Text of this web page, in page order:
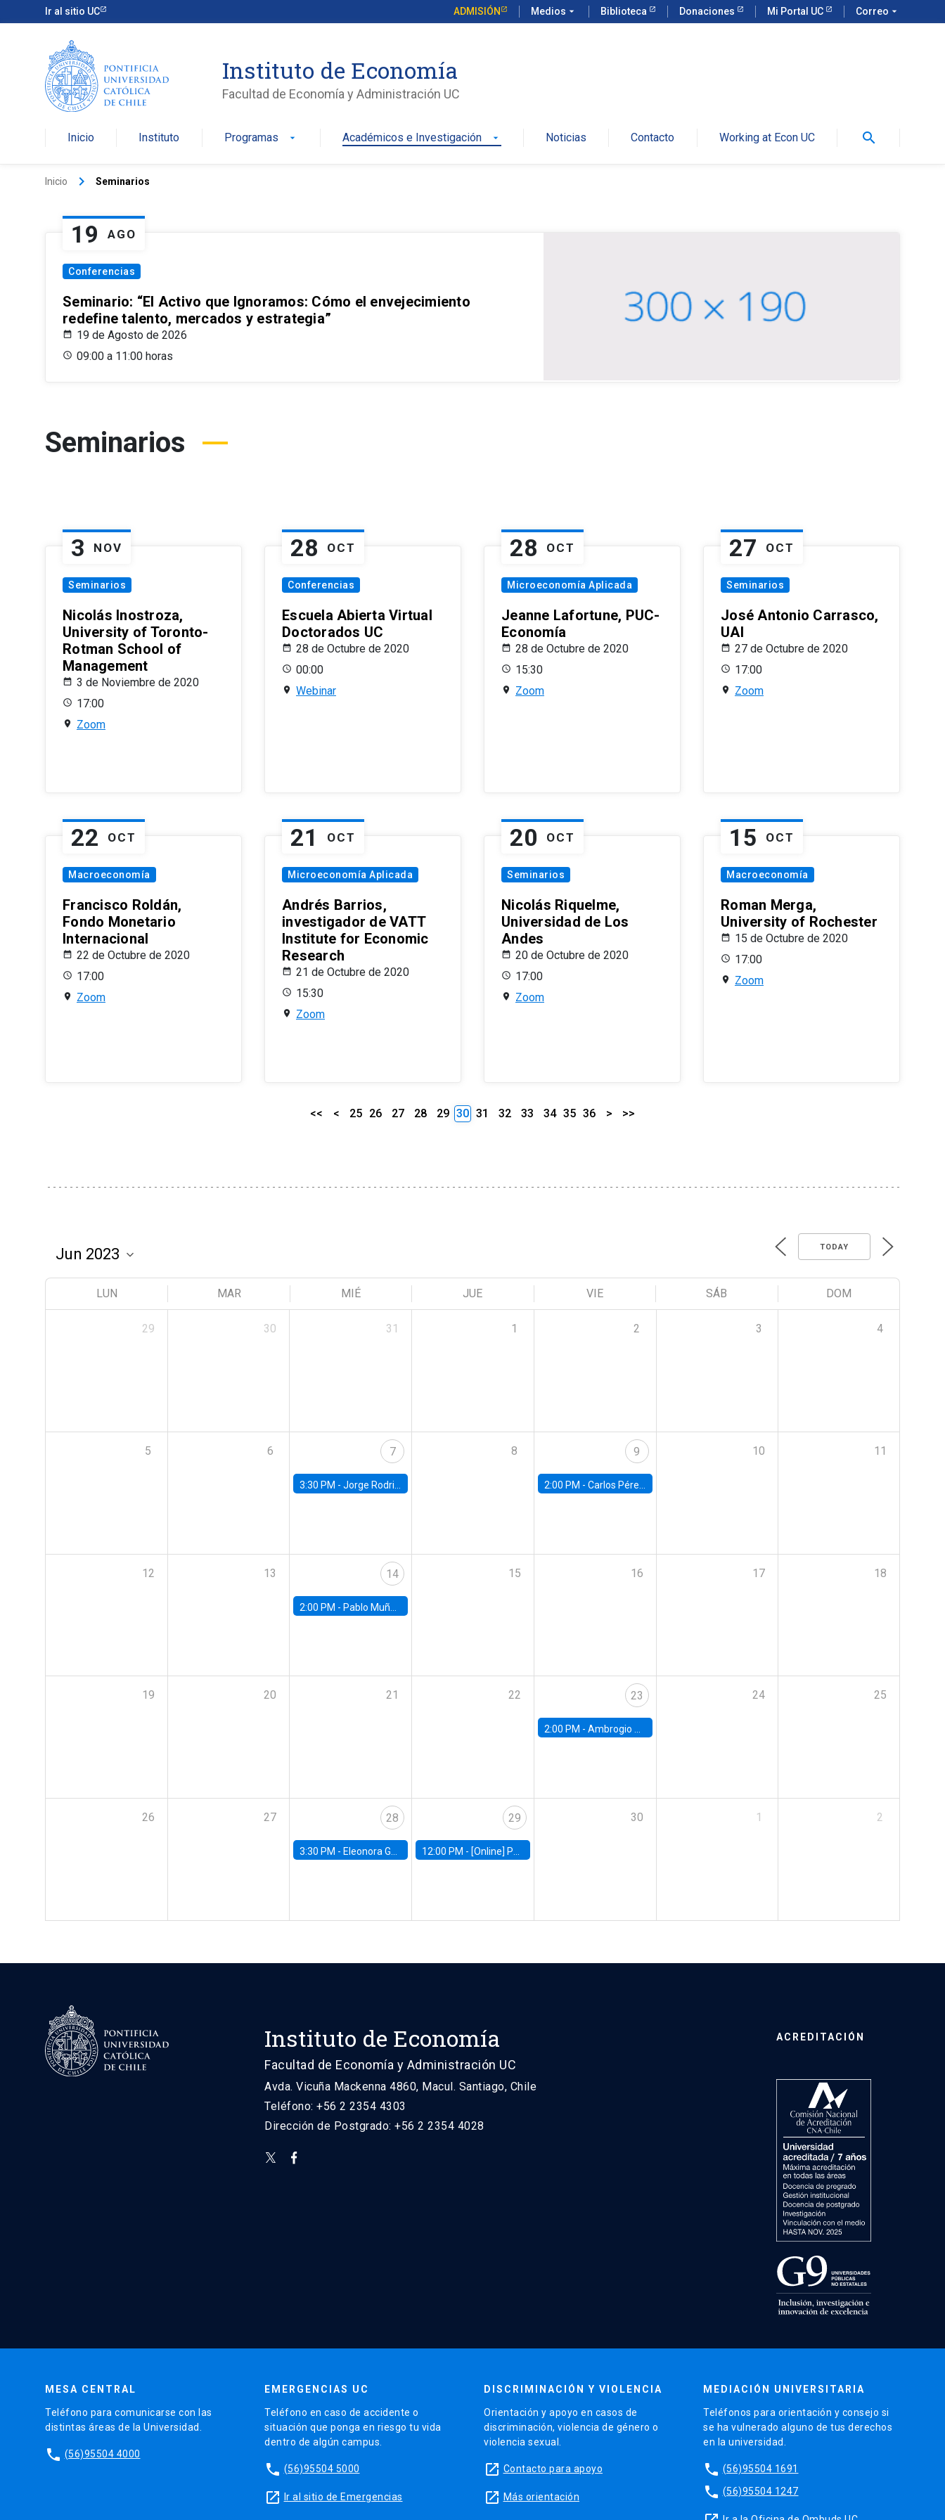
Ir al sitio UC ADMISIÓN Medios arrow_drop_down Biblioteca Donaciones Mi Portal UC Correo arrow_drop_down
Instituto de Economía
Facultad de Economía y Administración UC
Inicio Instituto Programas arrow_drop_down Académicos e Investigación arrow_drop_down Noticias Contacto Working at Econ UC search
Inicio keyboard_arrow_right Seminarios
19 AGO
Conferencias
Seminario: “El Activo que Ignoramos: Cómo el envejecimiento
redefine talento, mercados y estrategia”
19 de Agosto de 2026
09:00 a 11:00 horas
Seminarios
3 NOV
Seminarios
Nicolás Inostroza,
University of Toronto-
Rotman School of
Management
3 de Noviembre de 2020
17:00
Zoom
28 OCT
Conferencias
Escuela Abierta Virtual
Doctorados UC
28 de Octubre de 2020
00:00
Webinar
28 OCT
Microeconomía Aplicada
Jeanne Lafortune, PUC-
Economía
28 de Octubre de 2020
15:30
Zoom
27 OCT
Seminarios
José Antonio Carrasco,
UAI
27 de Octubre de 2020
17:00
Zoom
22 OCT
Macroeconomía
Francisco Roldán,
Fondo Monetario
Internacional
22 de Octubre de 2020
17:00
Zoom
21 OCT
Microeconomía Aplicada
Andrés Barrios,
investigador de VATT
Institute for Economic
Research
21 de Octubre de 2020
15:30
Zoom
20 OCT
Seminarios
Nicolás Riquelme,
Universidad de Los
Andes
20 de Octubre de 2020
17:00
Zoom
15 OCT
Macroeconomía
Roman Merga,
University of Rochester
15 de Octubre de 2020
17:00
Zoom
<< < 25 26 27 28 29 30 31 32 33 34 35 36 > >>
TODAY
LUN MAR MIÉ JUE VIE SÁB DOM
29 30 31 1 2 3 4
5 6 7
3:30 PM -Jorge Rodriguez, Universidad de Los Andes
8 9
2:00 PM - Carlos Pérez, Universidad Finis Terrae
10 11
12 13 14
2:00 PM - Pablo Muñoz, Universidad de Chile
15 16 17 18
19 20 21 22 23
2:00 PM - Ambrogio Cesa-Bianchi, Bank of England
24 25
26 27 28
3:30 PM - Eleonora Guarnieri, Exeter University
29
12:00 PM - [Online] Pablo Slutzky, University of Maryland
30 1 2
Instituto de Economía
Facultad de Economía y Administración UC
Avda. Vicuña Mackenna 4860, Macul. Santiago, Chile
Teléfono: +56 2 2354 4303
Dirección de Postgrado: +56 2 2354 4028
ACREDITACIÓN
MESA CENTRAL
Teléfono para comunicarse con las
distintas áreas de la Universidad.
phone (56)95504 4000
EMERGENCIAS UC
Teléfono en caso de accidente o
situación que ponga en riesgo tu vida
dentro de algún campus.
phone (56)95504 5000
launch Ir al sitio de Emergencias
DISCRIMINACIÓN Y VIOLENCIA
Orientación y apoyo en casos de
discriminación, violencia de género o
violencia sexual.
launch Contacto para apoyo
launch Más orientación
MEDIACIÓN UNIVERSITARIA
Teléfonos para orientación y consejo si
se ha vulnerado alguno de tus derechos
en la universidad.
phone (56)95504 1691
phone (56)95504 1247